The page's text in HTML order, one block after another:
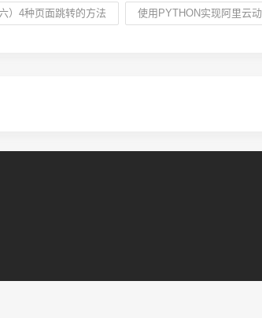
）4种页面跳转的方法 使用PYTHON实现阿里云